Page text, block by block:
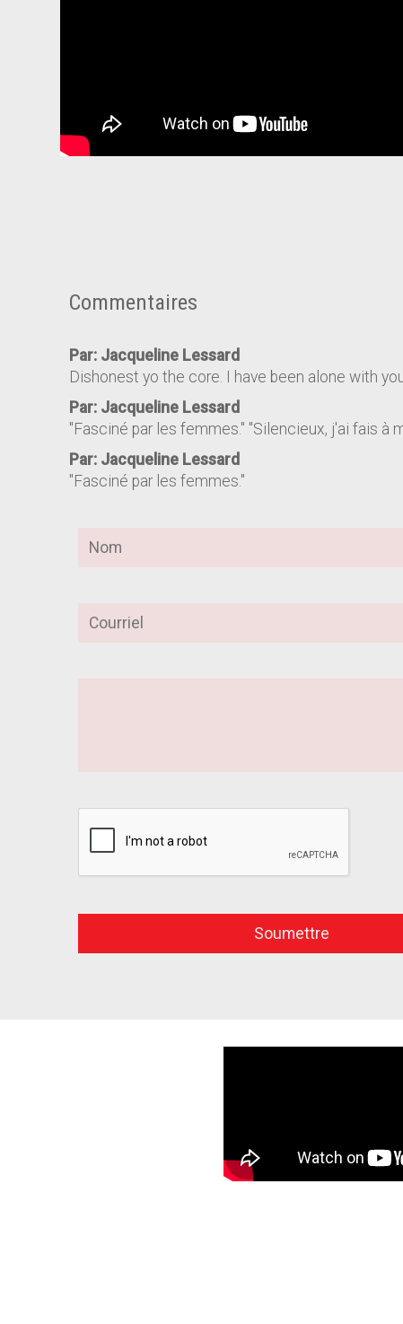
Commentaires
Par: Jacqueline Lessard
Dishonest yo the core. I have been alone with
Par: Jacqueline Lessard
"Fasciné par les femmes." "Silencieux, j'ai fais à
Par: Jacqueline Lessard
"Fasciné par les femmes."